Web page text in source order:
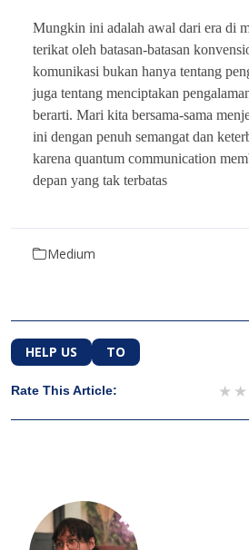
Mungkin ini adalah awal dari era di
terikat oleh batasan-batasan
komunikasi bukan hanya tentang
juga tentang menciptakan
berarti. Mari kita bersama-sama
ini dengan penuh semangat dan
karena quantum communication
depan yang tak terbatas
Medium
HELP US TO
Rate This Article: 1